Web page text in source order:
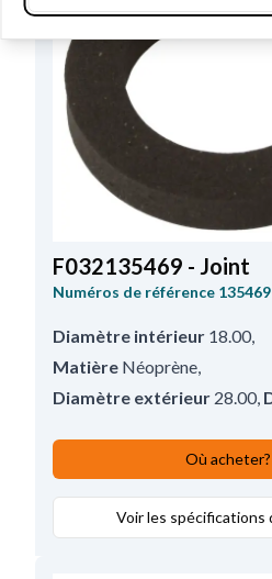
F032135469 - Joint
Numéros de référence 135469
Diamètre intérieur 18.00,
Matière Néoprène,
Diamètre extérieur 28.00,
Où acheter?
Voir les spécifications